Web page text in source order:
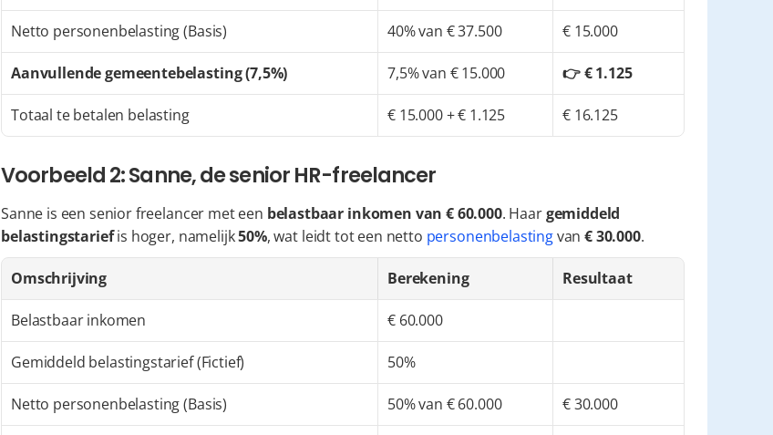
Netto personenbelasting (Basis) 40% van € 37.500 € 15.000
Aanvullende gemeentebelasting (7,5%) 7,5% van € 15.000 👉 € 1.125
Totaal te betalen belasting € 15.000 + € 1.125 € 16.125
Voorbeeld 2: Sanne, de senior HR-freelancer
Sanne is een senior freelancer met een belastbaar inkomen van € 60.000. Haar gemiddeld
belastingstarief is hoger, namelijk 50%, wat leidt tot een netto personenbelasting van € 30.000.
Omschrijving Berekening Resultaat
Belastbaar inkomen € 60.000
Gemiddeld belastingstarief (Fictief) 50%
Netto personenbelasting (Basis) 50% van € 60.000 € 30.000